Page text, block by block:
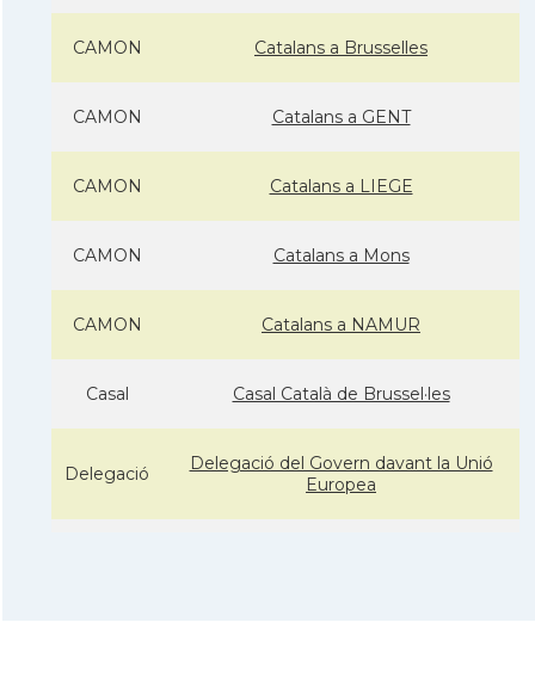
CAMON Catalans a Brusselles
CAMON Catalans a GENT
CAMON Catalans a LIEGE
CAMON Catalans a Mons
CAMON Catalans a NAMUR
Casal Casal Català de Brussel·les
Delegació
Delegació del Govern davant la Unió
Europea